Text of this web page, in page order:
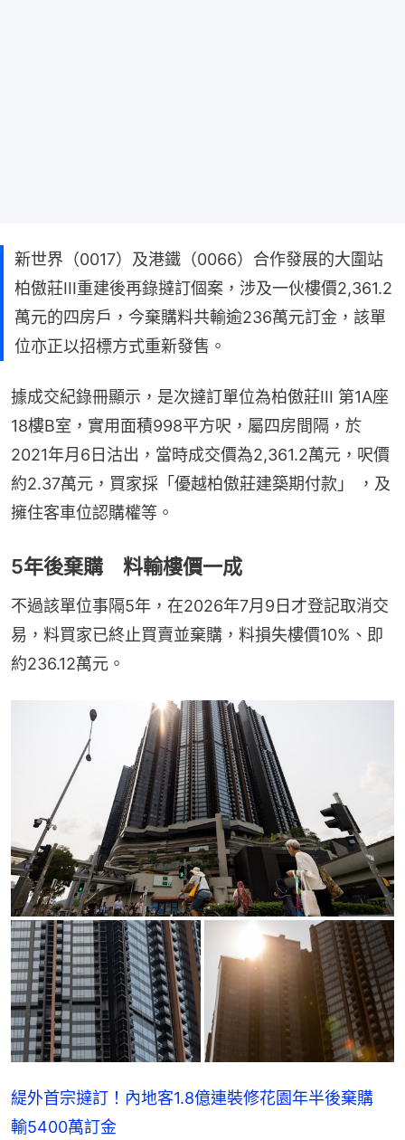
新世界（0017）及港鐵（0066）合作發展的大圍站
柏傲莊III重建後再錄撻訂個案，涉及一伙樓價2,361.2
萬元的四房戶，今棄購料共輸逾236萬元訂金，該單
位亦正以招標方式重新發售。
據成交紀錄冊顯示，是次撻訂單位為柏傲莊III 第1A座
18樓B室，實用面積998平方呎，屬四房間隔，於
2021年月6日沽出，當時成交價為2,361.2萬元，呎價
約2.37萬元，買家採「優越柏傲莊建築期付款」 ，及
擁住客車位認購權等。
5年後棄購 料輸樓價一成
不過該單位事隔5年，在2026年7月9日才登記取消交
易，料買家已終止買賣並棄購，料損失樓價10%、即
約236.12萬元。
緹外首宗撻訂！內地客1.8億連裝修花園年半後棄購
輸5400萬訂金